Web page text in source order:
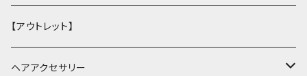
【アウトレット】
ヘアアクセサリー